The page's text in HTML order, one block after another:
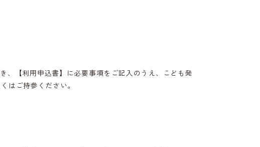
、【利用申込書】に必要事項をご記入のうえ、こども発
はご持参ください。